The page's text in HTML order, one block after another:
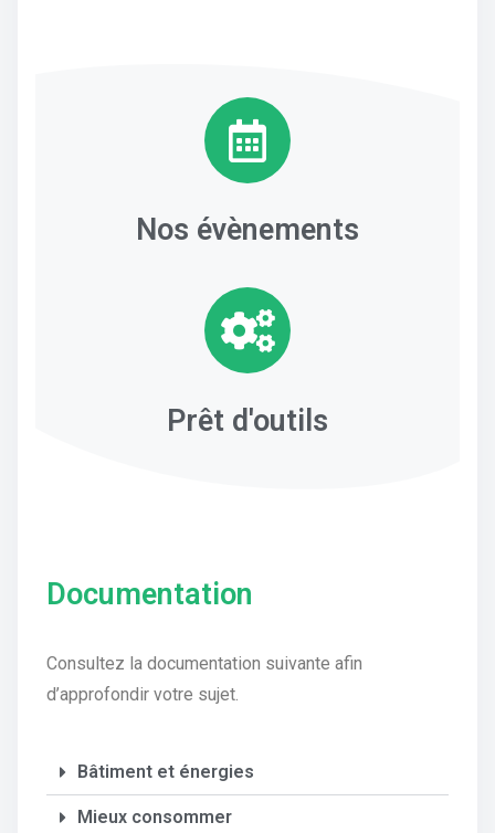
Nos évènements
Prêt d'outils
Documentation
Consultez la documentation suivante afin
d’approfondir votre sujet.
Bâtiment et énergies
Mieux consommer